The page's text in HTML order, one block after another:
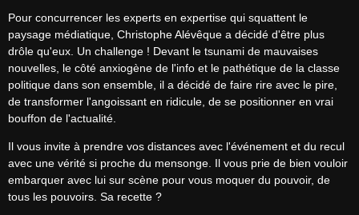
Pour concurrencer les experts en expertise qui squattent le
paysage médiatique, Christophe Alévêque a décidé d'être plus
drôle qu'eux. Un challenge ! Devant le tsunami de mauvaises
nouvelles, le côté anxiogène de l'info et le pathétique de la classe
politique dans son ensemble, il a décidé de faire rire avec le pire,
de transformer l'angoissant en ridicule, de se positionner en vrai
bouffon de l'actualité.
Il vous invite à prendre vos distances avec l'événement et du recul
avec une vérité si proche du mensonge. Il vous prie de bien vouloir
embarquer avec lui sur scène pour vous moquer du pouvoir, de
tous les pouvoirs. Sa recette ?